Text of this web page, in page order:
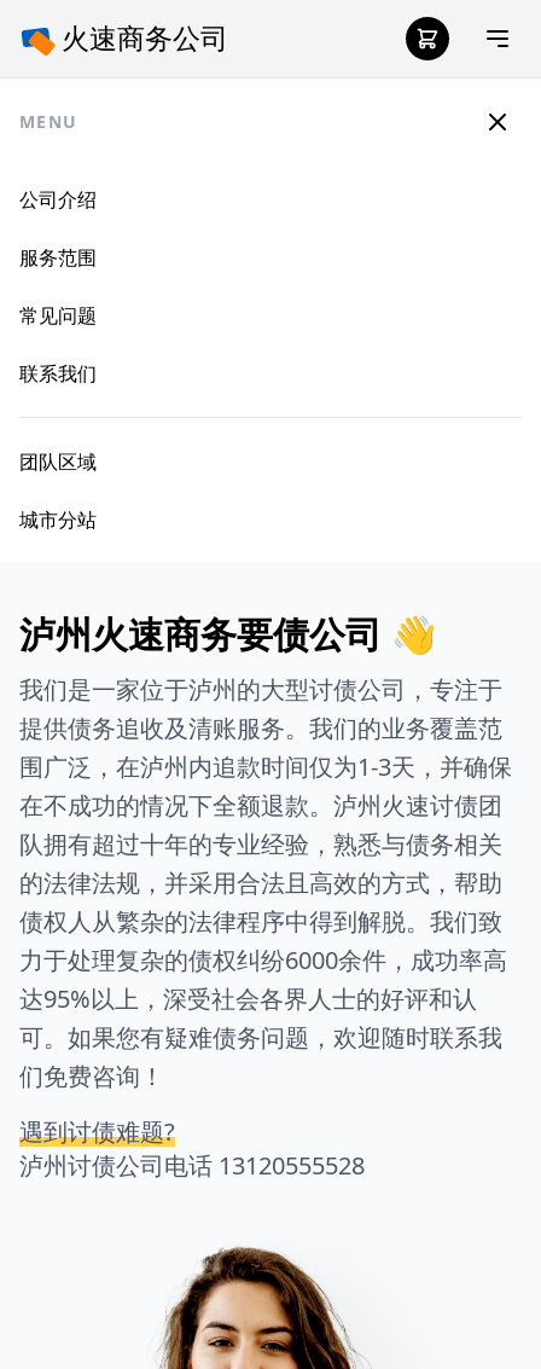
MENU
公司介绍
服务范围
常见问题
联系我们
团队区域
城市分站
泸州火速商务要债公司 👋
我们是一家位于泸州的大型讨债公司，专注于
提供债务追收及清账服务。我们的业务覆盖范
围广泛，在泸州内追款时间仅为1-3天，并确保
在不成功的情况下全额退款。泸州火速讨债团
队拥有超过十年的专业经验，熟悉与债务相关
的法律法规，并采用合法且高效的方式，帮助
债权人从繁杂的法律程序中得到解脱。我们致
力于处理复杂的债权纠纷6000余件，成功率高
达95%以上，深受社会各界人士的好评和认
可。如果您有疑难债务问题，欢迎随时联系我
们免费咨询！
遇到讨债难题?
泸州讨债公司电话 13120555528